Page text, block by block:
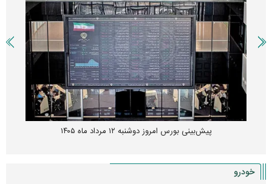
پیش‌بینی بورس امروز دوشنبه ۱۲ مرداد ماه ۱۴۰۵
خودرو